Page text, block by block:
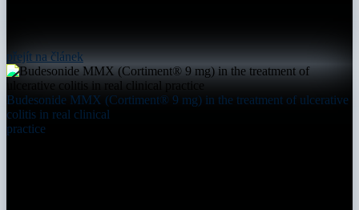
přejít na článek
Budesonide MMX (Cortiment® 9 mg) in the treatment of ulcerative
colitis in real clinical
practice